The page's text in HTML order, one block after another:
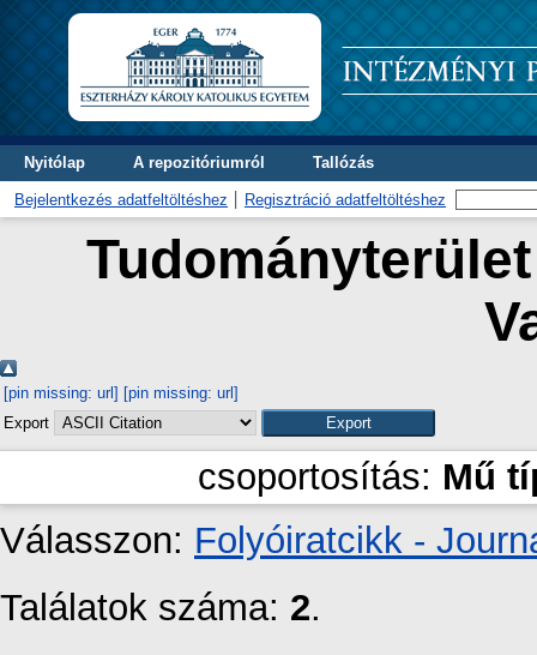
Nyitólap A repozitóriumról Tallózás
Bejelentkezés adatfeltöltéshez Regisztráció adatfeltöltéshez
[pin missing: url] [pin missing: url]
Export
csoportosítás: Mű
Válasszon: Folyóiratcikk -
Találatok száma: 2.